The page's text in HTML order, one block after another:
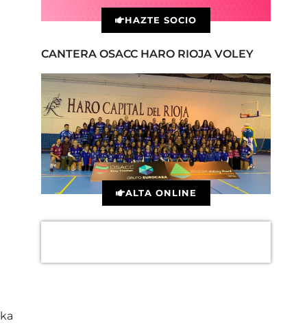
HAZTE SOCIO
CANTERA OSACC HARO RIOJA VOLEY
ALTA ONLINE